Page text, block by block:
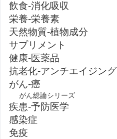
飲食-消化吸収
栄養-栄養素
天然物質-植物成分
サプリメント
健康-医薬品
抗老化-アンチエイジング
がん-癌
がん総論シリーズ
疾患-予防医学
感染症
免疫